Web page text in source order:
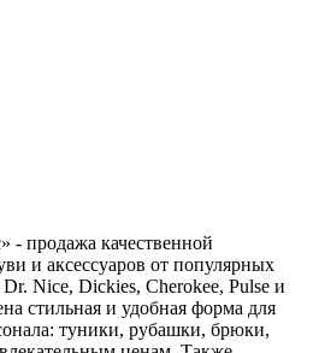
- продажа качественной
и аксессуаров от популярных
Nice, Dickies, Cherokee, Pulse и
стильная и удобная форма для
туники, рубашки, брюки,